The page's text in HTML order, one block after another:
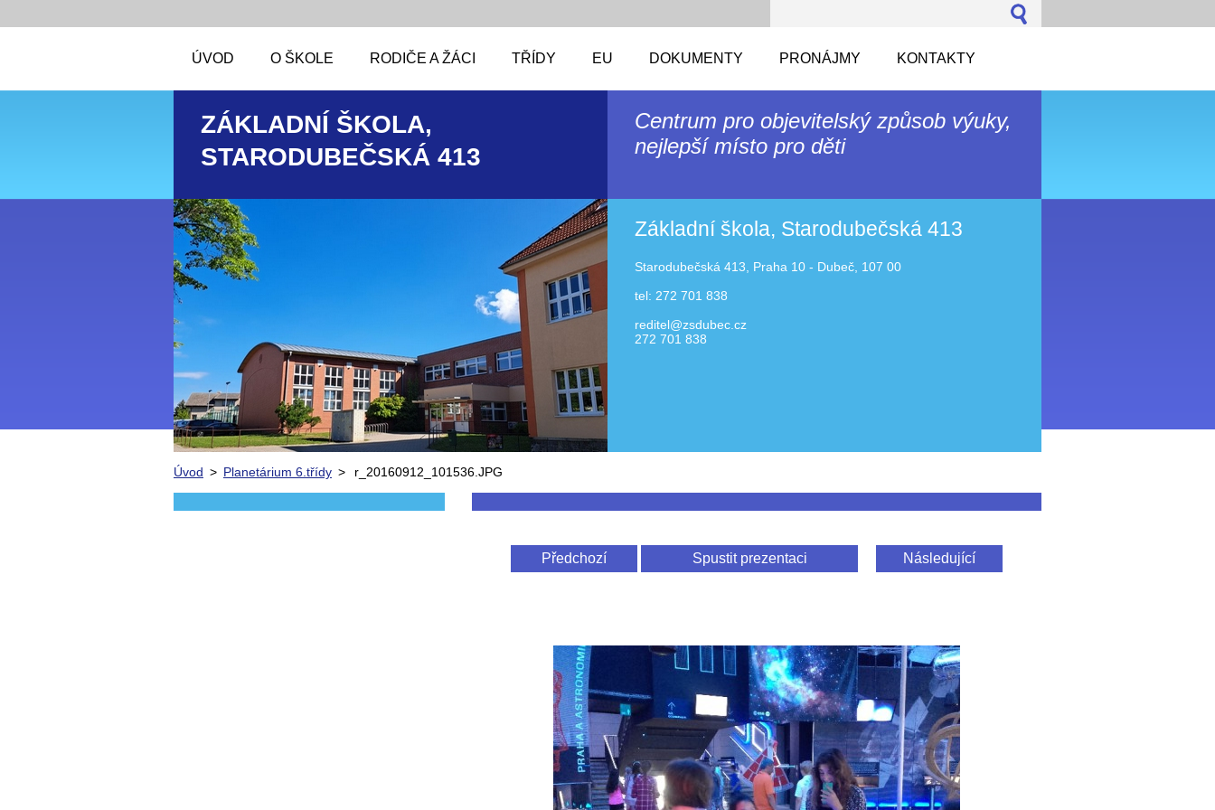
ÚVOD O ŠKOLE RODIČE A ŽÁCI TŘÍDY EU DOKUMENTY PRONÁJMY KONTAKTY
ZÁKLADNÍ ŠKOLA,
STARODUBEČSKÁ 413
Centrum pro objevitelský způsob výuky,
nejlepší místo pro děti
Základní škola, Starodubečská 413
Starodubečská 413, Praha 10 - Dubeč, 107 00
tel: 272 701 838
reditel@zsdubec.cz
272 701 838
Úvod > Planetárium 6.třídy > r_20160912_101536.JPG
Předchozí Spustit prezentaci Následující